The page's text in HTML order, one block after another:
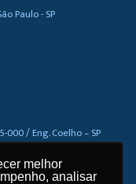
melhor
analisar
Paulo - SP
000 / Eng. Coelho – SP